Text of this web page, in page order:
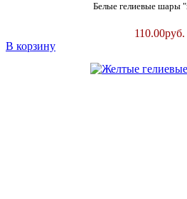
Белые гелиевые шары
110.00руб.
В корзину